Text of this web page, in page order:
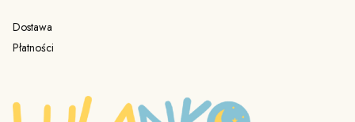
Dostawa
Płatności